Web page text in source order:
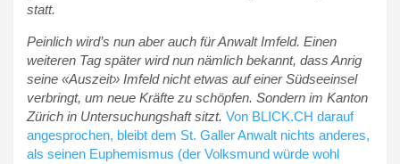
statt.
Peinlich wird’s nun aber auch für Anwalt Imfeld. Einen
weiteren Tag später wird nun nämlich bekannt, dass Anrig
seine «Auszeit» Imfeld nicht etwas auf einer Südseeinsel
verbringt, um neue Kräfte zu schöpfen. Sondern im Kanton
Zürich in Untersuchungshaft sitzt. Von BLICK.CH darauf
angesprochen, bleibt dem St. Galler Anwalt nichts anderes,
als seinen Euphemismus (der Volksmund würde wohl